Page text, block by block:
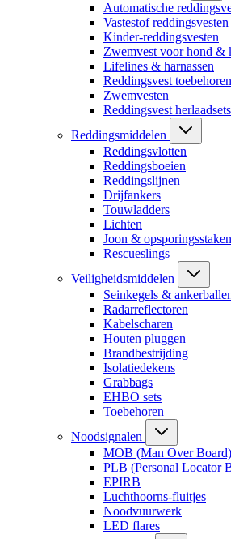
Automatische
Vastestof reddingsvesten
Kinder-reddingsvesten
Zwemvest voor hond &
Lifelines & harnassen
Reddingsvest toebehoren
Zwemvesten
Reddingsvest herlaadsets
Reddingsmiddelen
Reddingsvlotten
Reddingsboeien
Reddingslijnen
Drijfankers
Touwladders
Lichten
Joon & opsporingsstaken
Rescueslings
Veiligheidsmiddelen
Seinkegels &
Radarreflectoren
Kabelscharen
Houten pluggen
Brandbestrijding
Isolatiedekens
Grabbags
EHBO sets
Toebehoren
Noodsignalen
MOB (Man Over Board)
PLB (Personal Locator
EPIRB
Luchthoorns-fluitjes
Noodvuurwerk
LED flares